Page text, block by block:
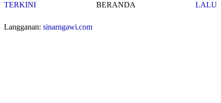
TERKINI LALU
BERANDA
Langganan: sinarngawi.com